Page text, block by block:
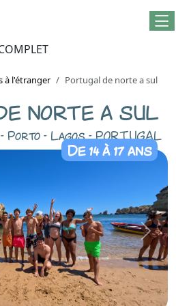
à l'étranger Portugal de norte a sul
norte a sul
Porto - Lagos - PORTUGAL
Next
De 14 à 17 ans